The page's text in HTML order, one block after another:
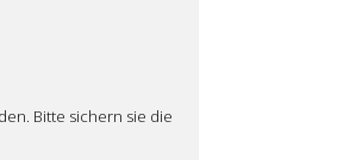
Bitte sichern sie die